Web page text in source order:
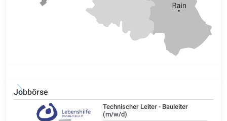
Jobbörse
Technischer Leiter - Bauleiter
(m/w/d)